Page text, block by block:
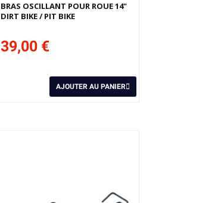
BRAS OSCILLANT POUR ROUE 14"
DIRT BIKE / PIT BIKE
39,00 €
AJOUTER AU PANIER